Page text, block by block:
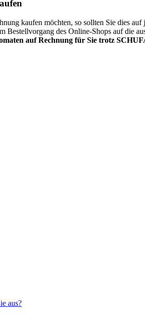
kaufen möchten, so sollten Sie dies
des Online-Shops auf die
auf Rechnung für Sie trotz
aus?